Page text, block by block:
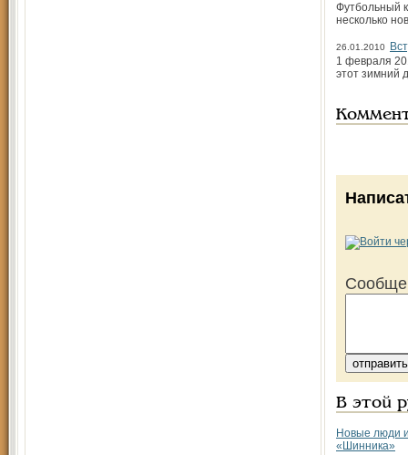
Футбольный
несколько
26.01.2010
1 февраля
этот зимний
В этой
Новые люди
«Шинника»